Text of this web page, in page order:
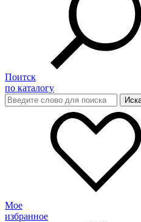
Поитск
по каталогу
Мое
избранное